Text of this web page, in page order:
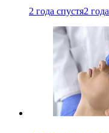
2 года спустя2